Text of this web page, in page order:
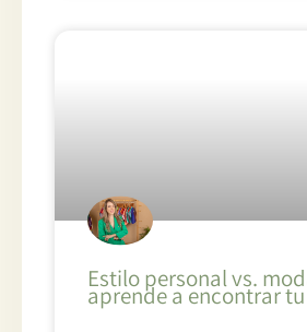
Estilo personal vs.
aprende a encontrar